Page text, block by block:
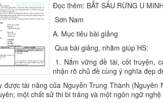
Đọc thêm: BẮT SẤU RỪNG U
Sơn Nam
A. Mục tiêu bài giảng
Qua bài giảng, nhằm giúp HS:
1. Nắm vững đề tài, cốt truyện,
nhận rõ chủ đề cùng ý nghĩa đẹp
được tài năng của Nguyễn Trung Thành
một chất sử thi bi tráng và một ngôn ngữ